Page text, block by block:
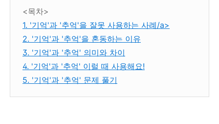
<목차>
1. '기억'과 '추억'을 잘못 사용하는 사례/a>
2. '기억'과 '추억'을 혼동하는 이유
3. '기억'과 '추억' 의미와 차이
4. '기억'과 '추억' 이럴 때 사용해요!
5. '기억'과 '추억' 문제 풀기